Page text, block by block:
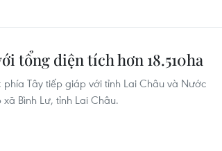
tổng diện tích hơn 18.510ha
phía Tây tiếp giáp với tỉnh Lai Châu và Nước
Bình Lư, tỉnh Lai Châu.